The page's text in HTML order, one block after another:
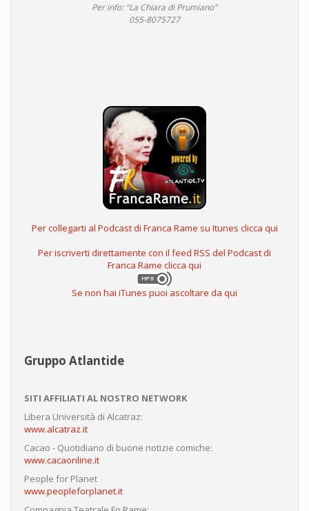
Per info: "La Chiara di Prumiano"
055-8075727
Per collegarti al Podcast di Franca Rame su Itunes clicca qui
Per iscriverti direttamente con il feed RSS del Podcast di
Franca Rame clicca qui
Se non hai iTunes puoi ascoltare da qui
Gruppo Atlantide
SITI AFFILIATI AL NOSTRO NETWORK
Libera Università di Alcatraz:
www.alcatraz.it
Cacao - Quotidiano di buone notizie comiche:
www.cacaonline.it
People for Planet
www.peopleforplanet.it